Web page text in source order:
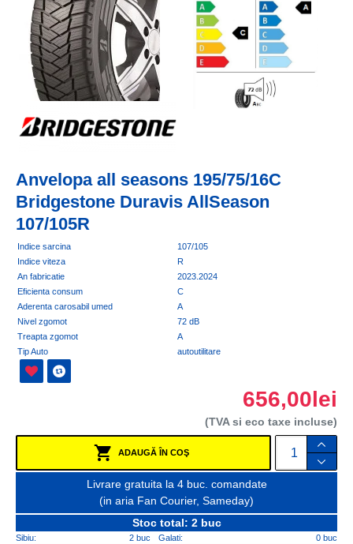
Anvelopa all seasons 195/75/16C
Bridgestone Duravis AllSeason
107/105R
Indice sarcina
107/105
Indice viteza
R
An fabricatie
2023.2024
Eficienta consum
C
Aderenta carosabil umed
A
Nivel zgomot
72 dB
Treapta zgomot
A
Tip Auto
autoutilitare
656,00lei
(TVA si eco taxe incluse)
ADAUGĂ ÎN COŞ
Livrare gratuita la 4 buc. comandate
(in aria Fan Courier, Sameday)
Stoc total: 2 buc
Sibiu: 2 buc Galati:
0 buc